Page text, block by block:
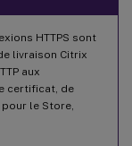
HTTPS sont
livraison Citrix
aux
certificat, de
le Store,